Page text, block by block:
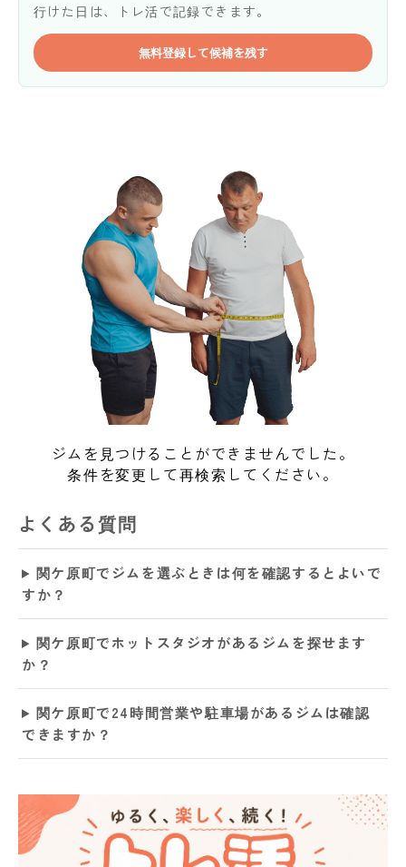
行けた日は、トレ活で記録できます。
無料登録して候補を残す
ジムを見つけることができませんでした。
条件を変更して再検索してください。
よくある質問
関ケ原町でジムを選ぶときは何を確認するとよいで
すか？
関ケ原町でホットスタジオがあるジムを探せます
か？
関ケ原町で24時間営業や駐車場があるジムは確認
できますか？